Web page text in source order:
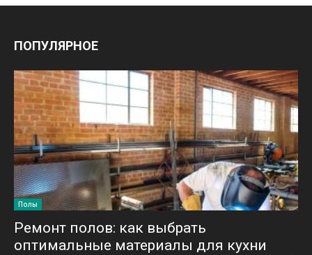
ПОПУЛЯРНОЕ
Полы
Ремонт полов: как выбрать
оптимальные материалы для кухни